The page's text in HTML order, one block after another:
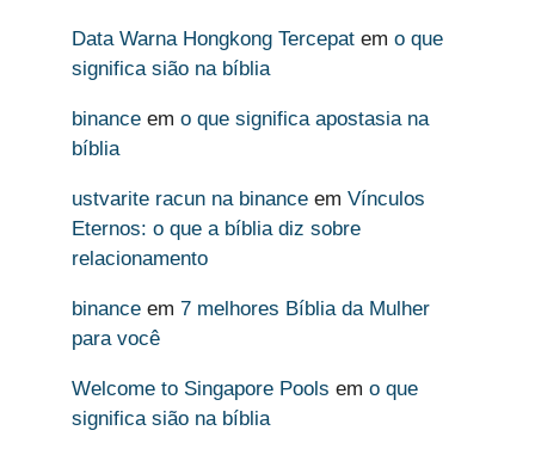
Data Warna Hongkong Tercepat em o que
significa sião na bíblia
binance em o que significa apostasia na
bíblia
ustvarite racun na binance em Vínculos
Eternos: o que a bíblia diz sobre
relacionamento
binance em 7 melhores Bíblia da Mulher
para você
Welcome to Singapore Pools em o que
significa sião na bíblia